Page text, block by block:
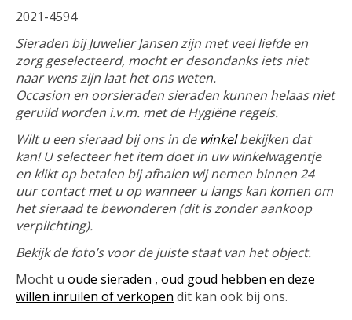
2021-4594
Sieraden bij Juwelier Jansen zijn met veel liefde en
zorg geselecteerd, mocht er desondanks iets niet
naar wens zijn laat het ons weten.
Occasion en oorsieraden sieraden kunnen helaas niet
geruild worden i.v.m. met de Hygiëne regels.
Wilt u een sieraad bij ons in de winkelbekijken dat
kan! U selecteer het item doet in uw winkelwagentje
en klikt op betalen bij afhalen wij nemen binnen 24
uur contact met u op wanneer u langs kan komen om
het sieraad te bewonderen (dit is zonder aankoop
verplichting).
Bekijk de foto’s voor de juiste staat van het object.
Mocht u oude sieraden , oud goud hebben en deze
willen inruilen of verkopen dit kan ook bij ons.